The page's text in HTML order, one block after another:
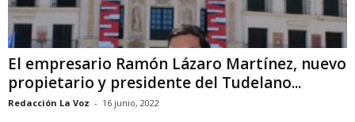
El empresario Ramón Lázaro Martínez, nuevo
propietario y presidente del Tudelano...
Redacción La Voz - 16 junio, 2022